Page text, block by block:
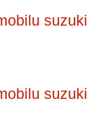
suzuki
suzuki